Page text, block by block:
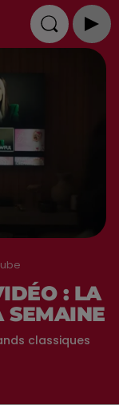
: LA
SEMAINE
classiques